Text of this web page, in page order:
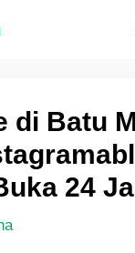
di Batu
24